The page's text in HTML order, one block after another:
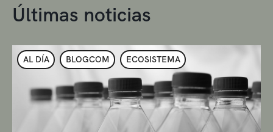
Últimas noticias
AL DÍA BLOGCOM ECOSISTEMA